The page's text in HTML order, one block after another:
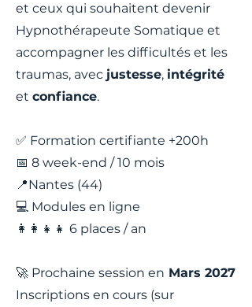
et ceux qui souhaitent devenir
Hypnothérapeute Somatique et
accompagner les difficultés et les
traumas, avec justesse, intégrité
et confiance.
✅ Formation certifiante +200h
📅 8 week-end / 10 mois
📍Nantes (44)
💻 Modules en ligne
👩‍👩‍👧‍👧 6 places / an
🚀 Prochaine session en Mars 2027
Inscriptions en cours (sur